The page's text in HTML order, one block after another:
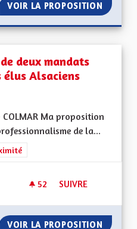
VOIR LA PROPOSITION
deux mandats
Alsaciens
Ma proposition
de la...
: Les services publics en
52 52 ABONNÉS
SUIVRE
VOIR LA PROPOSITION NE